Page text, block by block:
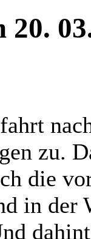
20.
zu.
die
in der